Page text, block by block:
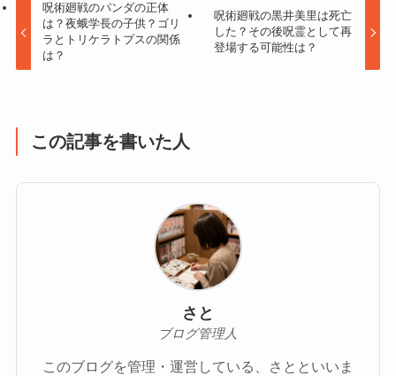
呪術廻戦のパンダの正体
は？夜蛾学長の子供？ゴリ
ラとトリケラトプスの関係
は？
呪術廻戦の黒井美里は死亡
した？その後呪霊として再
登場する可能性は？
この記事を書いた人
さと
ブログ管理人
このブログを管理・運営している、さとといいま